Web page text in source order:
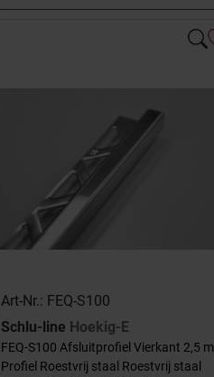
Art-Nr.: FEQ-S100
Schlu-line Hoekig-E
FEQ-S100 Afsluitprofiel Vierkant 2,5 m
Profiel Roestvrij staal Roestvrij staal